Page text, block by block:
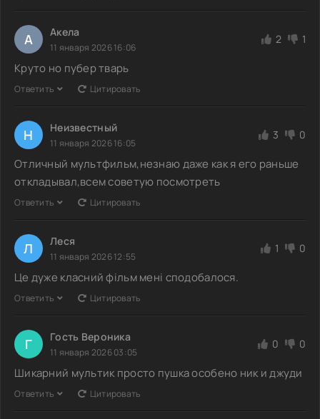
А Акела
11 января 2026 16:06
2 1
Круто но пубер тварь
Ответить Цитировать
Н Неизвестный
11 января 2026 16:05
3 0
Отличный мультфильм,незнаю даже как я его раньше
откладывал,всем советую посмотреть
Ответить Цитировать
Л Леся
11 января 2026 12:55
1 0
Це дуже класний фільм мені сподобалося.
Ответить Цитировать
Г Гость Вероника
11 января 2026 03:05
0 0
Шикарний мультик просто пушка особено ник и джуди
Ответить Цитировать